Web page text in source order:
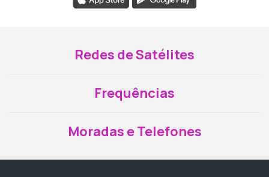
Redes de Satélites
Frequências
Moradas e Telefones